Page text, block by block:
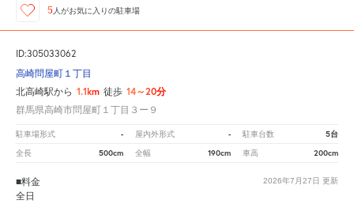
5人がお気に入りの駐車場
ID:305033062
高崎問屋町１丁目
北高崎駅から 1.1km 徒歩 14～20分
群馬県高崎市問屋町１丁目３ー９
駐車場形式 - 屋内外形式 - 駐車台数 5台
全長 500cm 全幅 190cm 車高 200cm
2026年7月27日 更新
■料金
全日